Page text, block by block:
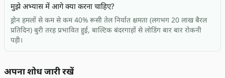
मुझे अभ्यास में आगे क्या करना चाहिए?
ड्रोन हमलों से कम से कम 40% रूसी तेल निर्यात क्षमता (लगभग 20 लाख बैरल
प्रतिदिन) बुरी तरह प्रभावित हुई, बाल्टिक बंदरगाहों से लोडिंग बार बार रोकनी
पड़ी।
अपना शोध जारी रखें